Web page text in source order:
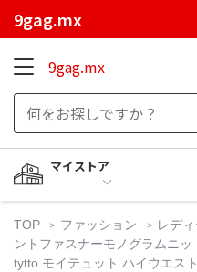
9gag.mx
9gag.mx
マイストア
TOP ファッション レデ
ントファスナーモノグラムニ
tytto モイテュット ハイウエス